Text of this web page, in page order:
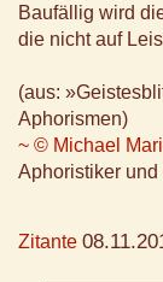
Baufällig wird
die nicht auf
(aus:
Aphorismen)
~ © Michael
Aphoristiker
Zitante